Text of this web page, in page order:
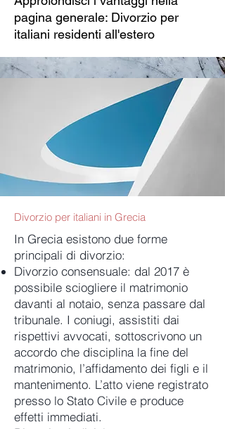
pagina generale: Divorzio per
italiani residenti all'estero
Divorzio per italiani in Grecia
In Grecia esistono due forme
principali di divorzio:
Divorzio consensuale: dal 2017 è
possibile sciogliere il matrimonio
davanti al notaio, senza passare dal
tribunale. I coniugi, assistiti dai
rispettivi avvocati, sottoscrivono un
accordo che disciplina la fine del
matrimonio, l’affidamento dei figli e il
mantenimento. L’atto viene registrato
presso lo Stato Civile e produce
effetti immediati.